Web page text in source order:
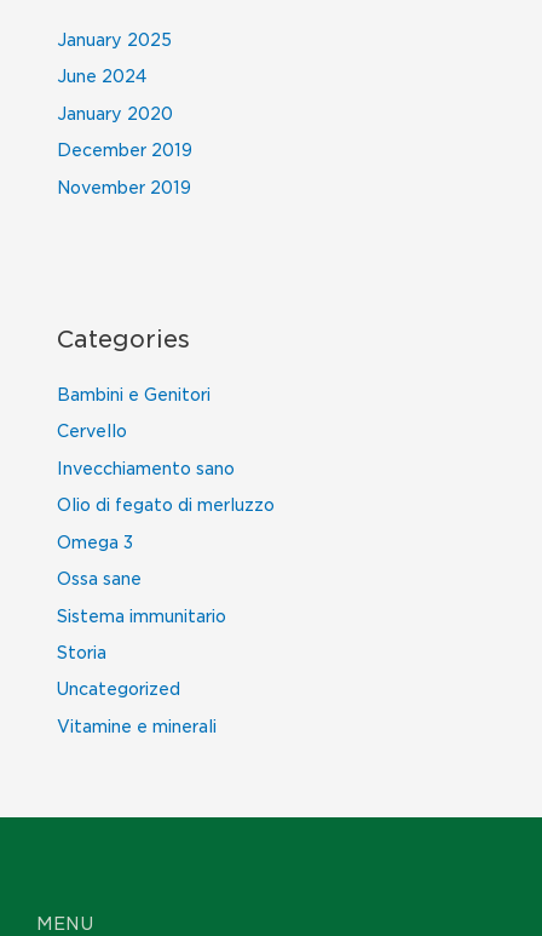
January 2025
June 2024
January 2020
December 2019
November 2019
Categories
Bambini e Genitori
Cervello
Invecchiamento sano
Olio di fegato di merluzzo
Omega 3
Ossa sane
Sistema immunitario
Storia
Uncategorized
Vitamine e minerali
MENU